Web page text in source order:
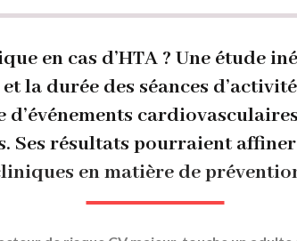
en cas d’HTA ? Une étude
la durée des séances
Ses résultats pourraient
en matière de